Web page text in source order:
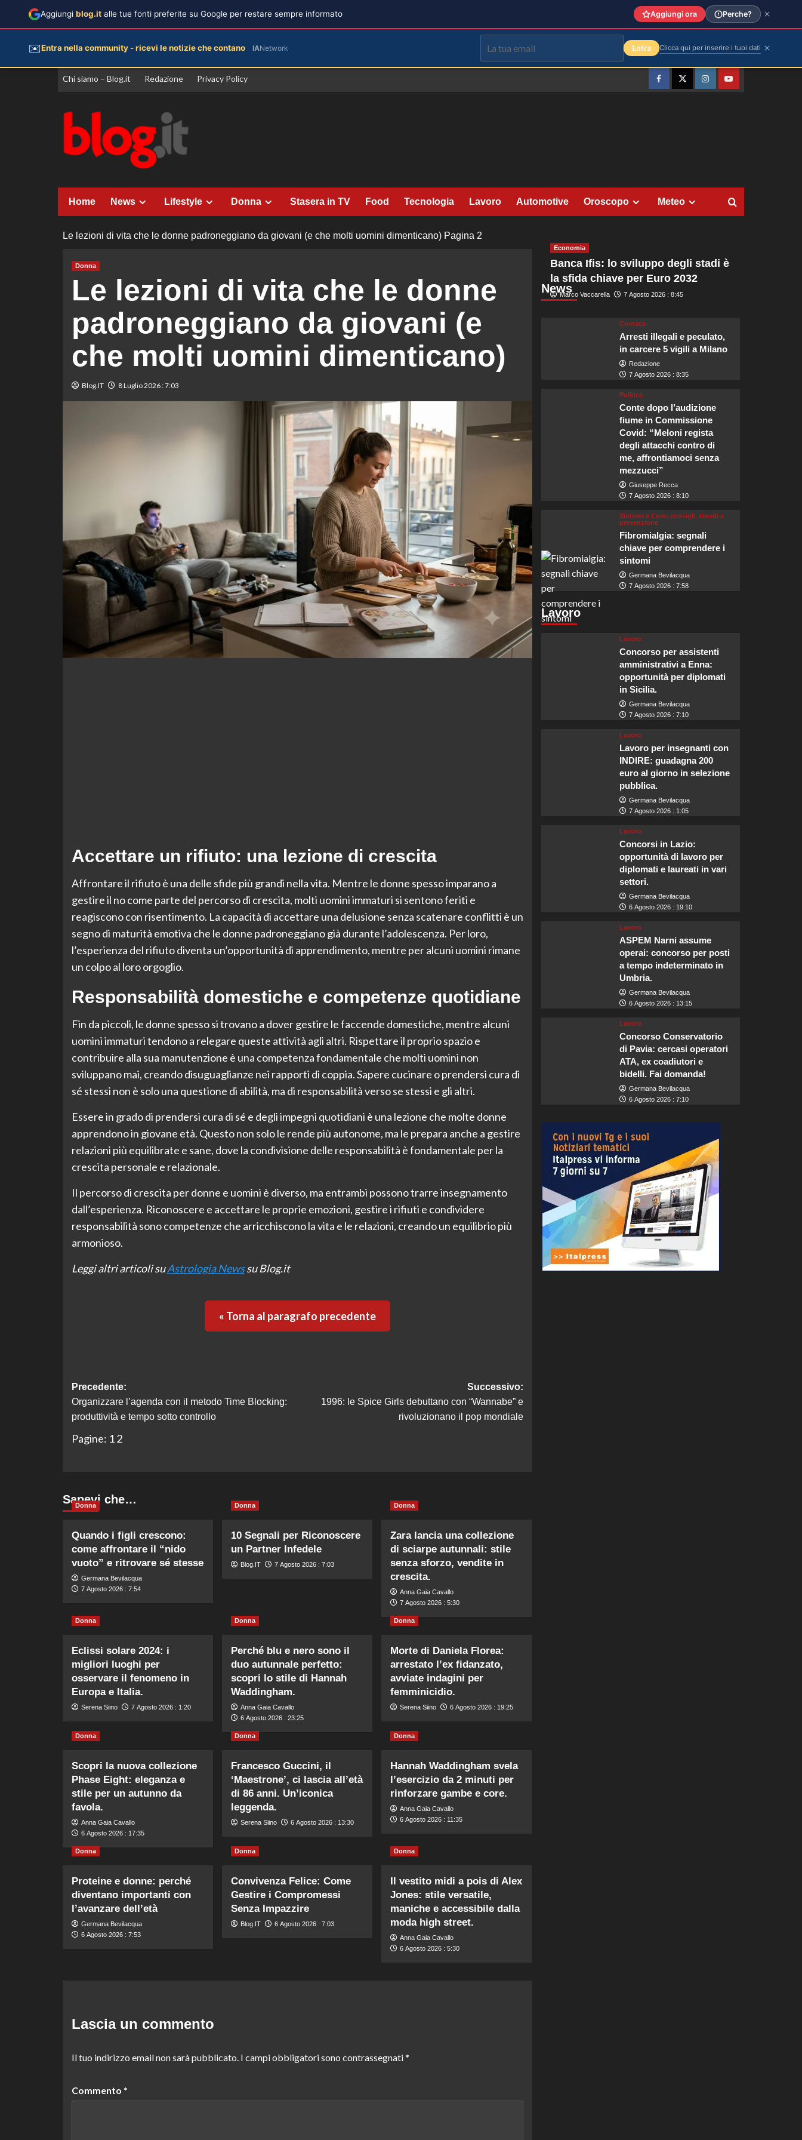
Vai
Chi siamo – Blog.it Redazione Privacy Policy
FacebookTwitterInstagramYouTube
Home News Lifestyle Donna Stasera in TV Food Tecnologia Lavoro Automotive Oroscopo Meteo
Le lezioni di vita che le donne padroneggiano da giovani (e che molti uomini dimenticano) Pagina 2
Donna
Le lezioni di vita che le donne
padroneggiano da giovani (e
che molti uomini dimenticano)
Blog.IT 8 Luglio 2026 : 7:03
Accettare un rifiuto: una lezione di crescita
Affrontare il rifiuto è una delle sfide più grandi nella vita. Mentre le donne spesso imparano a
gestire il no come parte del percorso di crescita, molti uomini immaturi si sentono feriti e
reagiscono con risentimento. La capacità di accettare una delusione senza scatenare conflitti è un
segno di maturità emotiva che le donne padroneggiano già durante l’adolescenza. Per loro,
l’esperienza del rifiuto diventa un’opportunità di apprendimento, mentre per alcuni uomini rimane
un colpo al loro orgoglio.
Responsabilità domestiche e competenze quotidiane
Fin da piccoli, le donne spesso si trovano a dover gestire le faccende domestiche, mentre alcuni
uomini immaturi tendono a relegare queste attività agli altri. Rispettare il proprio spazio e
contribuire alla sua manutenzione è una competenza fondamentale che molti uomini non
sviluppano mai, creando disuguaglianze nei rapporti di coppia. Sapere cucinare o prendersi cura di
sé stessi non è solo una questione di abilità, ma di responsabilità verso se stessi e gli altri.
Essere in grado di prendersi cura di sé e degli impegni quotidiani è una lezione che molte donne
apprendono in giovane età. Questo non solo le rende più autonome, ma le prepara anche a gestire
relazioni più equilibrate e sane, dove la condivisione delle responsabilità è fondamentale per la
crescita personale e relazionale.
Il percorso di crescita per donne e uomini è diverso, ma entrambi possono trarre insegnamento
dall’esperienza. Riconoscere e accettare le proprie emozioni, gestire i rifiuti e condividere
responsabilità sono competenze che arricchiscono la vita e le relazioni, creando un equilibrio più
armonioso.
Leggi altri articoli suAstrologia Newssu Blog.it
« Torna al paragrafo precedente
Navigazione
articolo
Precedente:
Organizzare l’agenda con il metodo Time Blocking:
produttività e tempo sotto controllo
Successivo:
1996: le Spice Girls debuttano con “Wannabe” e
rivoluzionano il pop mondiale
Pagine: 1 2
Sapevi che…
Donna
Quando i figli crescono:
come affrontare il “nido
vuoto” e ritrovare sé stesse
Germana Bevilacqua
7 Agosto 2026 : 7:54
Donna
10 Segnali per Riconoscere
un Partner Infedele
Blog.IT 7 Agosto 2026 : 7:03
Donna
Zara lancia una collezione
di sciarpe autunnali: stile
senza sforzo, vendite in
crescita.
Anna Gaia Cavallo
7 Agosto 2026 : 5:30
Donna
Eclissi solare 2024: i
migliori luoghi per
osservare il fenomeno in
Europa e Italia.
Serena Siino 7 Agosto 2026 : 1:20
Donna
Perché blu e nero sono il
duo autunnale perfetto:
scopri lo stile di Hannah
Waddingham.
Anna Gaia Cavallo
6 Agosto 2026 : 23:25
Donna
Morte di Daniela Florea:
arrestato l’ex fidanzato,
avviate indagini per
femminicidio.
Serena Siino 6 Agosto 2026 : 19:25
Donna
Scopri la nuova collezione
Phase Eight: eleganza e
stile per un autunno da
favola.
Anna Gaia Cavallo
6 Agosto 2026 : 17:35
Donna
Francesco Guccini, il
‘Maestrone’, ci lascia all’età
di 86 anni. Un’iconica
leggenda.
Serena Siino 6 Agosto 2026 : 13:30
Donna
Hannah Waddingham svela
l’esercizio da 2 minuti per
rinforzare gambe e core.
Anna Gaia Cavallo
6 Agosto 2026 : 11:35
Donna
Proteine e donne: perché
diventano importanti con
l’avanzare dell’età
Germana Bevilacqua
6 Agosto 2026 : 7:53
Donna
Convivenza Felice: Come
Gestire i Compromessi
Senza Impazzire
Blog.IT 6 Agosto 2026 : 7:03
Donna
Il vestito midi a pois di Alex
Jones: stile versatile,
maniche e accessibile dalla
moda high street.
Anna Gaia Cavallo
6 Agosto 2026 : 5:30
Lascia un commento
Il tuo indirizzo email non sarà pubblicato. I campi obbligatori sono contrassegnati*
Commento *
News
Economia
Banca Ifis: lo sviluppo degli stadi è
la sfida chiave per Euro 2032
Marco Vaccarella 7 Agosto 2026 : 8:45
Cronaca
Arresti illegali e peculato,
in carcere 5 vigili a Milano
Redazione
7 Agosto 2026 : 8:35
Politica
Conte dopo l’audizione
fiume in Commissione
Covid: “Meloni regista
degli attacchi contro di
me, affrontiamoci senza
mezzucci”
Giuseppe Recca
7 Agosto 2026 : 8:10
Sintomi e Cure: consigli, rimedi e
prevenzione
Fibromialgia: segnali
chiave per comprendere i
sintomi
Germana Bevilacqua
7 Agosto 2026 : 7:58
Lavoro
Lavoro
Concorso per assistenti
amministrativi a Enna:
opportunità per diplomati
in Sicilia.
Germana Bevilacqua
7 Agosto 2026 : 7:10
Lavoro
Lavoro per insegnanti con
INDIRE: guadagna 200
euro al giorno in selezione
pubblica.
Germana Bevilacqua
7 Agosto 2026 : 1:05
Lavoro
Concorsi in Lazio:
opportunità di lavoro per
diplomati e laureati in vari
settori.
Germana Bevilacqua
6 Agosto 2026 : 19:10
Lavoro
ASPEM Narni assume
operai: concorso per posti
a tempo indeterminato in
Umbria.
Germana Bevilacqua
6 Agosto 2026 : 13:15
Lavoro
Concorso Conservatorio
di Pavia: cercasi operatori
ATA, ex coadiutori e
bidelli. Fai domanda!
Germana Bevilacqua
6 Agosto 2026 : 7:10
Aggiungi blog.it alle tue fonti preferite su Google per restare sempre informato Aggiungi ora Perche?
✉️Entra nella community - ricevi le notizie che contano IANetwork Entra Clicca qui per inserire i tuoi dati